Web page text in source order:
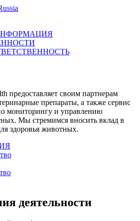
предоставляет своим партнерам
препараты, а также сервис
мониторингу и управлению
Мы стремимся вносить вклад в
здоровья животных.
деятельности